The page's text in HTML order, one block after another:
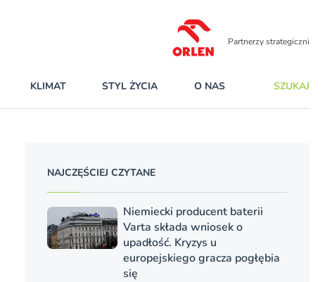
Partnerzy strategiczni
KLIMAT STYL ŻYCIA O NAS SZUKAJ
NAJCZĘŚCIEJ CZYTANE
Niemiecki producent baterii
Varta składa wniosek o
upadłość. Kryzys u
europejskiego gracza pogłębia
się